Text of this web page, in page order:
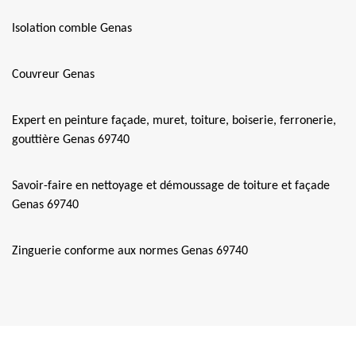
Isolation comble Genas
Couvreur Genas
Expert en peinture façade, muret, toiture, boiserie, ferronerie,
gouttière Genas 69740
Savoir-faire en nettoyage et démoussage de toiture et façade
Genas 69740
Zinguerie conforme aux normes Genas 69740